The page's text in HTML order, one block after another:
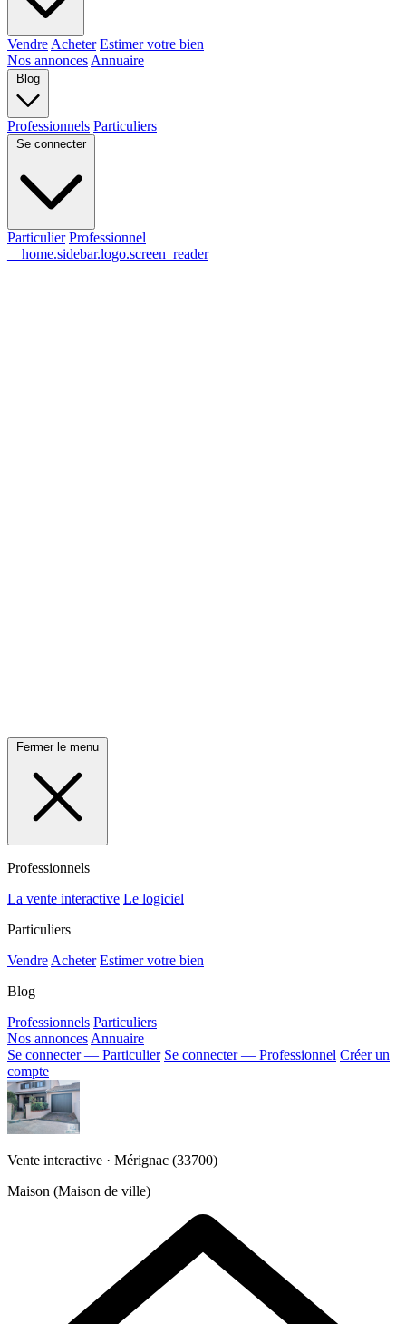
Vendre Acheter Estimer votre bien
Nos annonces Annuaire
Blog
Professionnels Particuliers
Se connecter
Particulier Professionnel
__home.sidebar.logo.screen_reader
Fermer le menu
Professionnels
La vente interactive Le logiciel
Particuliers
Vendre Acheter Estimer votre bien
Blog
Professionnels Particuliers
Nos annonces Annuaire
Se connecter — Particulier Se connecter — Professionnel Créer un
compte
Vente interactive · Mérignac (33700)
Maison (Maison de ville)